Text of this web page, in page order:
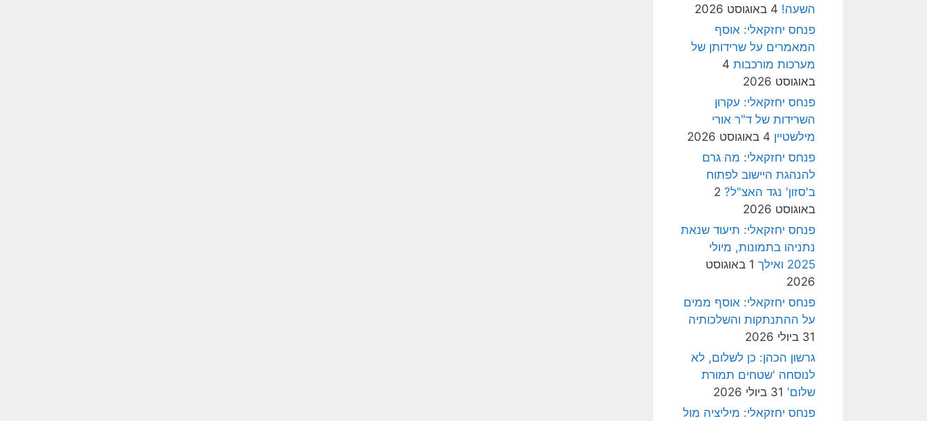
השעה! 4 באוגוסט 2026
פנחס יחזקאלי: אוסף
המאמרים על שרידותן של
מערכות מורכבות 4
באוגוסט 2026
פנחס יחזקאלי: עקרון
השרידות של ד"ר אורי
מילשטיין 4 באוגוסט 2026
פנחס יחזקאלי: מה גרם
להנהגת היישוב לפתוח
ב'סזון' נגד האצ"ל? 2
באוגוסט 2026
פנחס יחזקאלי: תיעוד שנאת
נתניהו בתמונות, מיולי
2025 ואילך
1 באוגוסט
2026
פנחס יחזקאלי: אוסף ממים
על ההתנתקות והשלכותיה
31 ביולי 2026
גרשון הכהן: כן לשלום, לא
לנוסחה 'שטחים תמורת
שלום' 31 ביולי 2026
פנחס יחזקאלי: מיליציה מול